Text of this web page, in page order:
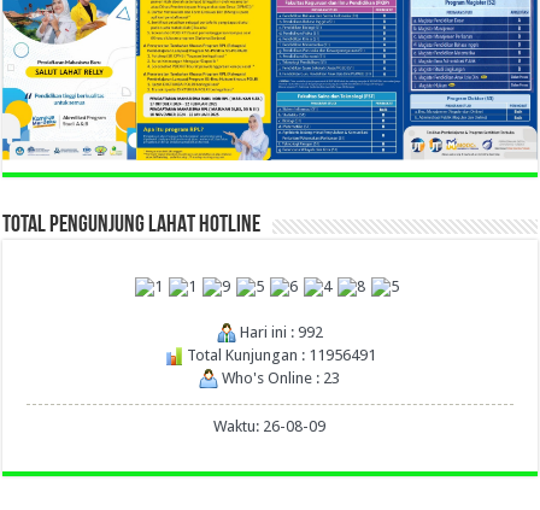
TOTAL PENGUNJUNG LAHAT HOTLINE
Hari ini : 992
Total Kunjungan : 11956491
Who's Online : 23
Waktu: 26-08-09